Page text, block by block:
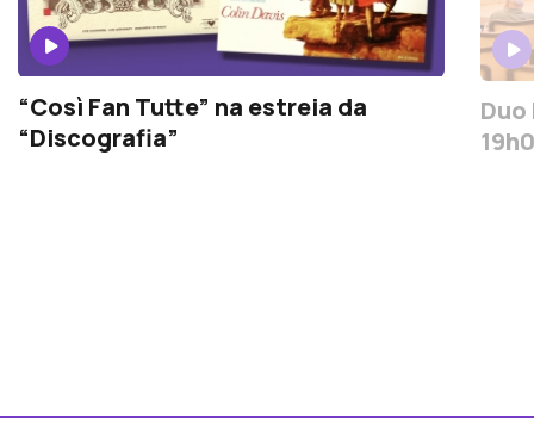
“Così Fan Tutte” na estreia da
“Discografia”
Duo